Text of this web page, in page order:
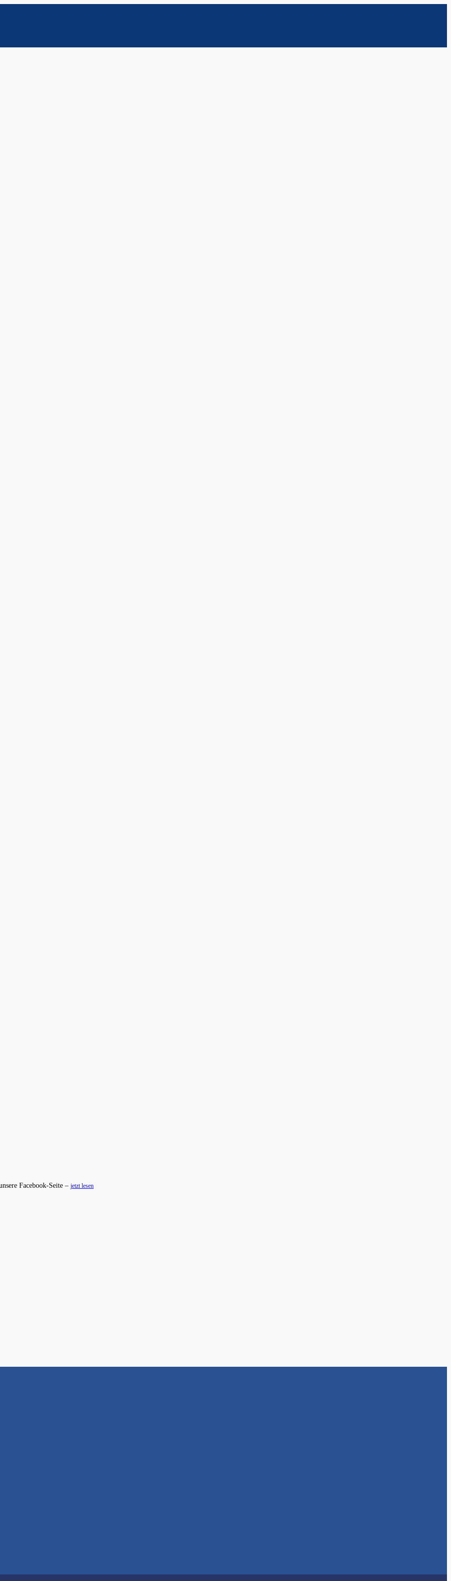
Facebook-Seite – jetzt lesen